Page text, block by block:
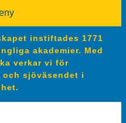
instiftades 1771
akademier. Med
verkar vi för
sjöväsendet i